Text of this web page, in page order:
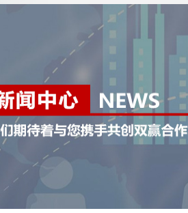
灭蟑螂
灭红火蚁
蟑螂防治
蚊子防治
红火蚁防治
苍蝇防治
白蚁防治
室内外消毒